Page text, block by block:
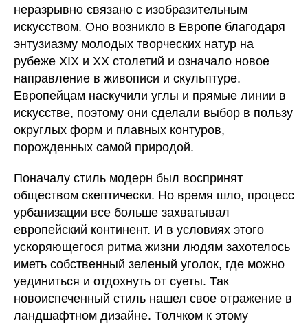
неразрывно связано с изобразительным
искусством. Оно возникло в Европе благодаря
энтузиазму молодых творческих натур на
рубеже XIX и XX столетий и означало новое
направление в живописи и скульптуре.
Европейцам наскучили углы и прямые линии в
искусстве, поэтому они сделали выбор в пользу
округлых форм и плавных контуров,
порожденных самой природой.
Поначалу стиль модерн был воспринят
обществом скептически. Но время шло, процесс
урбанизации все больше захватывал
европейский континент. И в условиях этого
ускоряющегося ритма жизни людям захотелось
иметь собственный зеленый уголок, где можно
уединиться и отдохнуть от суеты. Так
новоиспеченный стиль нашел свое отражение в
ландшафтном дизайне. Толчком к этому